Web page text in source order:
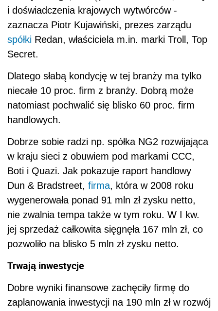
i doświadczenia krajowych wytwórców -
zaznacza Piotr Kujawiński, prezes zarządu
spółki Redan, właściciela m.in. marki Troll, Top
Secret.
Dlatego słabą kondycję w tej branży ma tylko
niecałe 10 proc. firm z branży. Dobrą może
natomiast pochwalić się blisko 60 proc. firm
handlowych.
Dobrze sobie radzi np. spółka NG2 rozwijająca
w kraju sieci z obuwiem pod markami CCC,
Boti i Quazi. Jak pokazuje raport handlowy
Dun & Bradstreet, firma, która w 2008 roku
wygenerowała ponad 91 mln zł zysku netto,
nie zwalnia tempa także w tym roku. W I kw.
jej sprzedaż całkowita sięgnęła 167 mln zł, co
pozwoliło na blisko 5 mln zł zysku netto.
Trwają inwestycje
Dobre wyniki finansowe zachęciły firmę do
zaplanowania inwestycji na 190 mln zł w rozwój